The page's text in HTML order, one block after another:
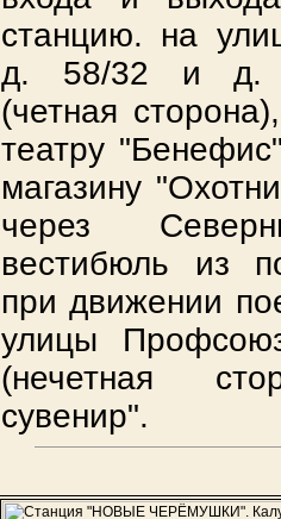
станцию. на
д. 58/32 и д.
(четная
театру
магазину
через
вестибюль из
при движении
улицы
(нечетная
сувенир".